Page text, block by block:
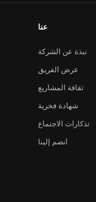
عنا
نبذة عن الشركة
عرض الفريق
ثقافة المشاريع
شهادة فخرية
تذكارات الاجتماع
انضم إلينا